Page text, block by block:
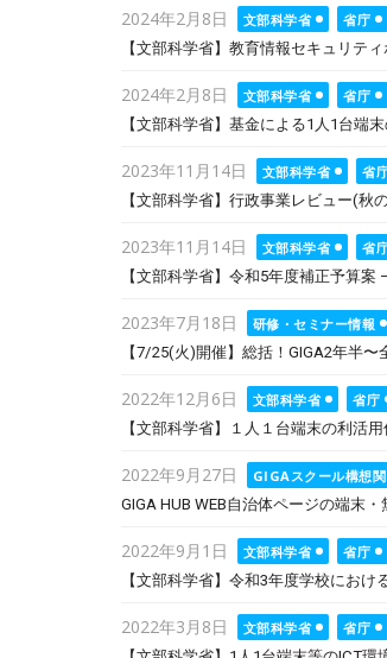
Posted
on
2024年2月8日 文部科学省 省庁
【文部科学省】教育情報セキュリテ
Posted
on
2024年2月8日 文部科学省 省庁
【文部科学省】基金による1人1台端
Posted
on
2023年11月14日 文部科学省
省
【文部科学省】行政事業レビュー(秋
Posted
on
2023年11月14日 文部科学省
省
【文部科学省】令和5年度補正予算
Posted
on
2023年7月18日 研修・セミナー情報
【7/25(火)開催】総括！GIGA2年半
Posted
on
2022年12月6日 文部科学省 省庁
【文部科学省】１人１台端末の利活
Posted
on
2022年9月27日 GIGAスクール構想
GIGA HUB WEB自治体ページの端末
Posted
on
2022年9月1日 文部科学省 省庁
【文部科学省】令和3年度学校にお
Posted
on
2022年3月8日 文部科学省 省庁